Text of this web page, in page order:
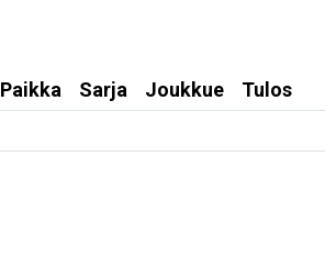
Paikka Sarja Joukkue
Tulos